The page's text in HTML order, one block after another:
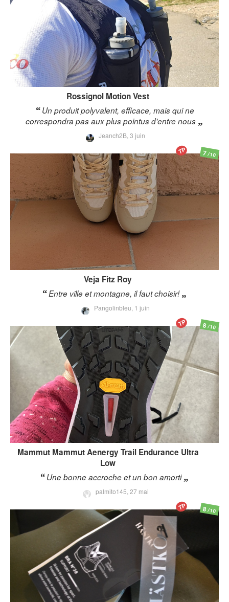
Rossignol Motion Vest
Un produit polyvalent, efficace, mais qui ne
correspondra pas aux plus pointus d'entre nous
Jeanch2B, 3 juin
Veja Fitz Roy
Entre ville et montagne, il faut choisir!
Pangolinbleu, 1 juin
7/10
TP
Mammut Mammut Aenergy Trail Endurance Ultra
Low
Une bonne accroche et un bon amorti
palmito145, 27 mai
8/10
TP
8/10
TP